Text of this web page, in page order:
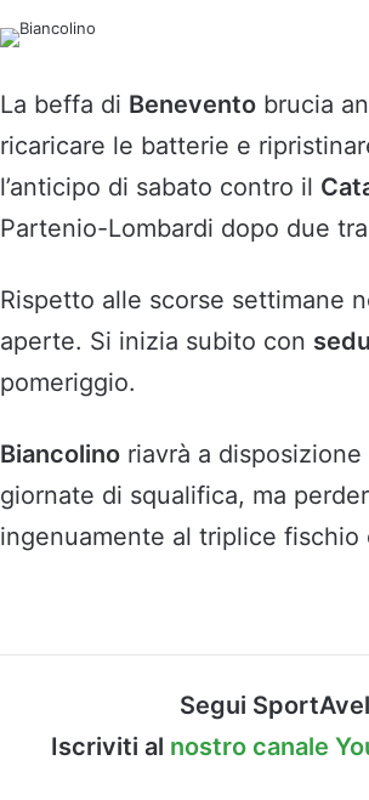
La beffa di Benevento brucia
ricaricare le batterie e
l’anticipo di sabato contro il
Partenio-Lombardi dopo due
Rispetto alle scorse settimane
aperte. Si inizia subito con
pomeriggio.
Biancolino riavrà a disposizione
giornate di squalifica, ma
ingenuamente al triplice
Segui
Iscriviti al nostro canale